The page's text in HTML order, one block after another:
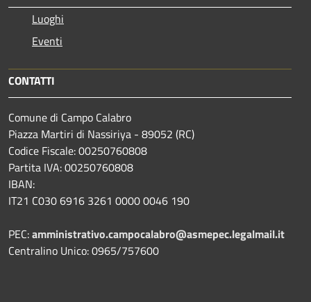
Luoghi
Eventi
CONTATTI
Comune di Campo Calabro
Piazza Martiri di Nassiriya - 89052 (RC)
Codice Fiscale: 00250760808
Partita IVA: 00250760808
IBAN:
IT21 C030 6916 3261 0000 0046 190
PEC:amministrativo.campocalabro@asmepec.legalmail.it
Centralino Unico: 0965/757600